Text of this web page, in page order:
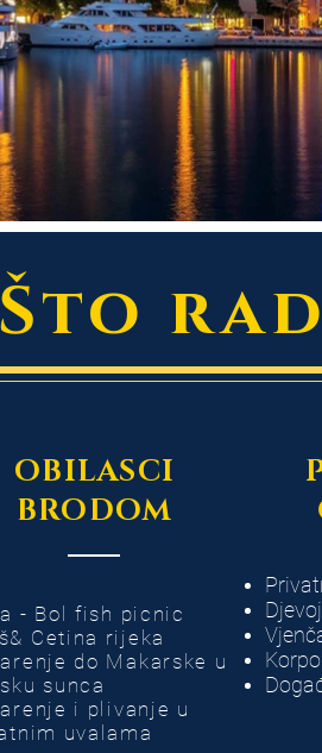
Što
OBILASCI
BRODOM
- Bol fish picnic
Cetina rijeka
do Makarske u
sunca
i plivanje u
uvalama